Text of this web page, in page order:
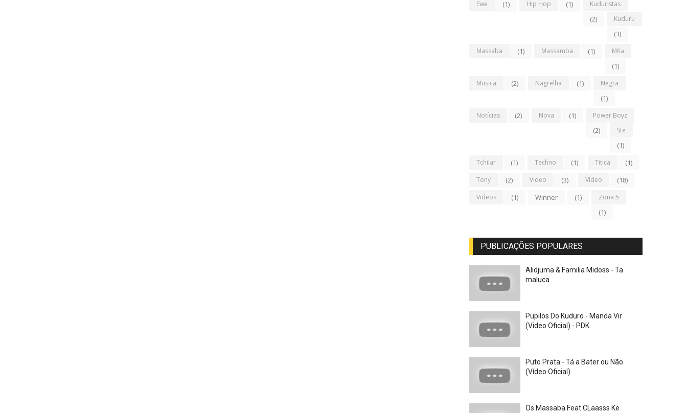
Ewe (1) Hip Hop (1) Kuduristas
(2) Kuduru
(3)
Massaba (1) Massamba (1) Mfia
(1)
Musica (2) Nagrelha (1) Negra
(1)
Notícias (2) Nova (1) Power Boyz
(2) Ste
(1)
Tchilar (1) Techno (1) Titica (1)
Tony (2) Video (3) Vídeo (18)
Videos (1) Winner (1) Zona 5
(1)
PUBLICAÇÕES POPULARES
Alidjuma & Familia Midoss - Ta
maluca
Pupilos Do Kuduro - Manda Vir
(Video Oficial) - PDK
Puto Prata - Tá a Bater ou Não
(Vídeo Oficial)
Os Massaba Feat CLaasss Ke